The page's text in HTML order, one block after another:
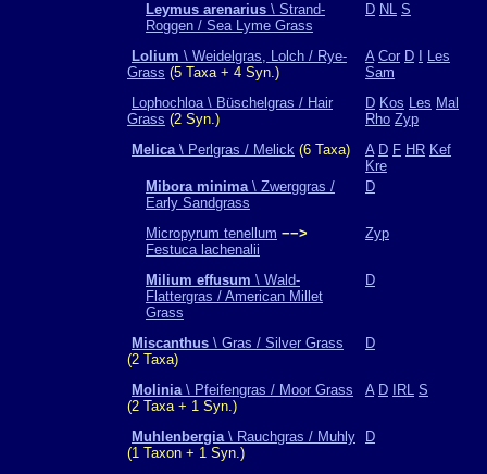
Leymus arenarius \ Strand-
Roggen / Sea Lyme Grass
D NL S
Lolium \ Weidelgras, Lolch / Rye-
Grass (5 Taxa + 4 Syn.)
A Cor D
Les
Sam
Lophochloa \ Büschelgras / Hair
Grass (2 Syn.)
D Kos Les Mal
Rho Zyp
Melica\ Perlgras / Melick (6 Taxa) A D F HR Kef
Kre
Mibora minima\ Zwerggras /
Early Sandgrass
D
Micropyrum tenellum −−>
Festuca lachenalii
Zyp
Milium effusum \ Wald-
Flattergras / American Millet
Grass
D
Miscanthus \ Gras / Silver Grass
(2 Taxa)
D
Molinia\ Pfeifengras / Moor Grass
(2 Taxa + 1 Syn.)
A D IRL S
Muhlenbergia\ Rauchgras / Muhly
(1 Taxon + 1 Syn.)
D